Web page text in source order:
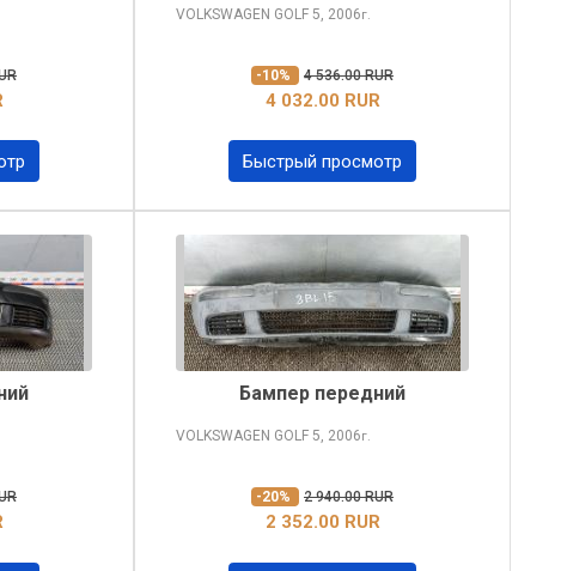
VOLKSWAGEN GOLF 5, 2006г.
-10% 4 536.00 RUR
4 032.00 RUR
Быстрый просмотр
Бампер передний
VOLKSWAGEN GOLF 5, 2006г.
-20% 2 940.00 RUR
2 352.00 RUR